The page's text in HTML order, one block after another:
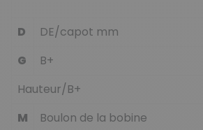
D DE/capot mm
G
B+
Hauteur/B+
M
Boulon de la bobine